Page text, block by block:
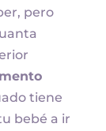
pero
tiene
bebé a ir